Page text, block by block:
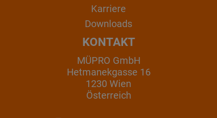
Karriere
Downloads
KONTAKT
MÜPRO GmbH
Hetmanekgasse 16
1230 Wien
Österreich